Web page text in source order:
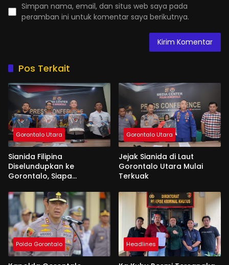
Simpan nama, email, dan situs web saya pada
peramban ini untuk komentar saya berikutnya.
Pos Terkait
Gorontalo Utara
Sianida Filipina
Diselundupkan ke
Gorontalo, Siapa
Gorontalo Utara
Jejak Sianida di Laut
Gorontalo Utara Mulai
Terkuak
Polda Gorontalo Headlines